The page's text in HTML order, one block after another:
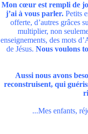
Mon cœur est rempli de
j’ai à vous parler.Petits
offerte, d’autres grâces
multiplier, non
enseignements, des mots
de Jésus.Nous voulons
Aussi nous avons
reconstruisent, qui
...Mes enfants,